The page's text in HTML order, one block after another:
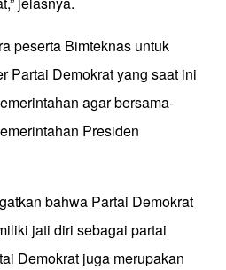
peserta Bimteknas untuk
Partai Demokrat yang saat ini
agar bersama-
Presiden
bahwa Partai Demokrat
jati diri sebagai partai
Demokrat juga merupakan